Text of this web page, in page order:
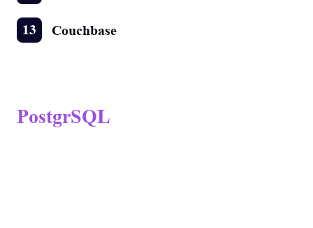
Couchbase
PostgrSQL